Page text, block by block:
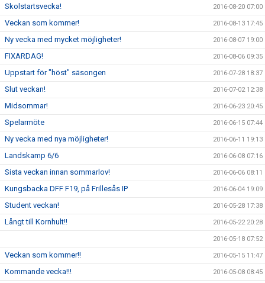
Skolstartsvecka! 2016-08-20 07:00
Veckan som kommer! 2016-08-13 17:45
Ny vecka med mycket möjligheter! 2016-08-07 19:00
FIXARDAG! 2016-08-06 09:35
Uppstart för "höst" säsongen 2016-07-28 18:37
Slut veckan! 2016-07-02 12:38
Midsommar! 2016-06-23 20:45
Spelarmöte 2016-06-15 07:44
Ny vecka med nya möjligheter! 2016-06-11 19:13
Landskamp 6/6 2016-06-08 07:16
Sista veckan innan sommarlov! 2016-06-06 08:11
Kungsbacka DFF F19, på Frillesås IP 2016-06-04 19:09
Student veckan! 2016-05-28 17:38
Långt till Kornhult!! 2016-05-22 20:28
2016-05-18 07:52
Veckan som kommer!! 2016-05-15 11:47
Kommande vecka!!! 2016-05-08 08:45